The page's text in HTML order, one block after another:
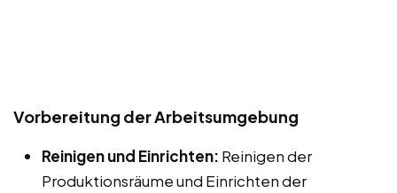
Vorbereitung der Arbeitsumgebung
Reinigen und Einrichten: Reinigen der
Produktionsräume und Einrichten der